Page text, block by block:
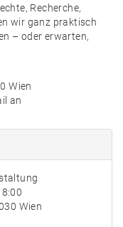
Recherche,
wir ganz praktisch
– oder erwarten,
Wien
an
Wien